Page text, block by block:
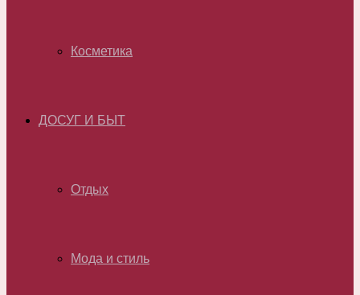
Косметика
ДОСУГ И БЫТ
Отдых
Мода и стиль